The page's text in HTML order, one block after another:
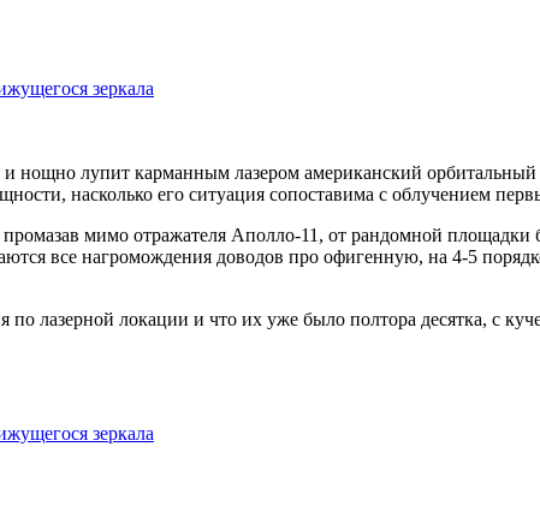
зеркала
лупит карманным лазером американский орбитальный
насколько его ситуация сопоставима с облучением
мимо отражателя Аполло-11, от рандомной
все нагромождения доводов про офигенную, на 4-5
лазерной локации и что их уже было полтора десятка, с
зеркала